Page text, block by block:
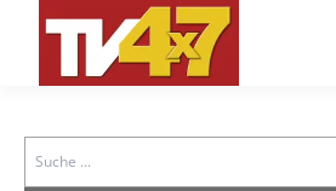
Search